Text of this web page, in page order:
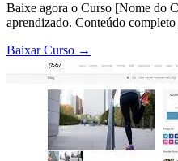
Baixe agora o Curso [Nome do
aprendizado. Conteúdo
Baixar Curso →